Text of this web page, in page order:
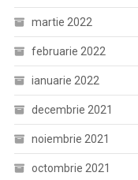
martie 2022
februarie 2022
ianuarie 2022
decembrie 2021
noiembrie 2021
octombrie 2021